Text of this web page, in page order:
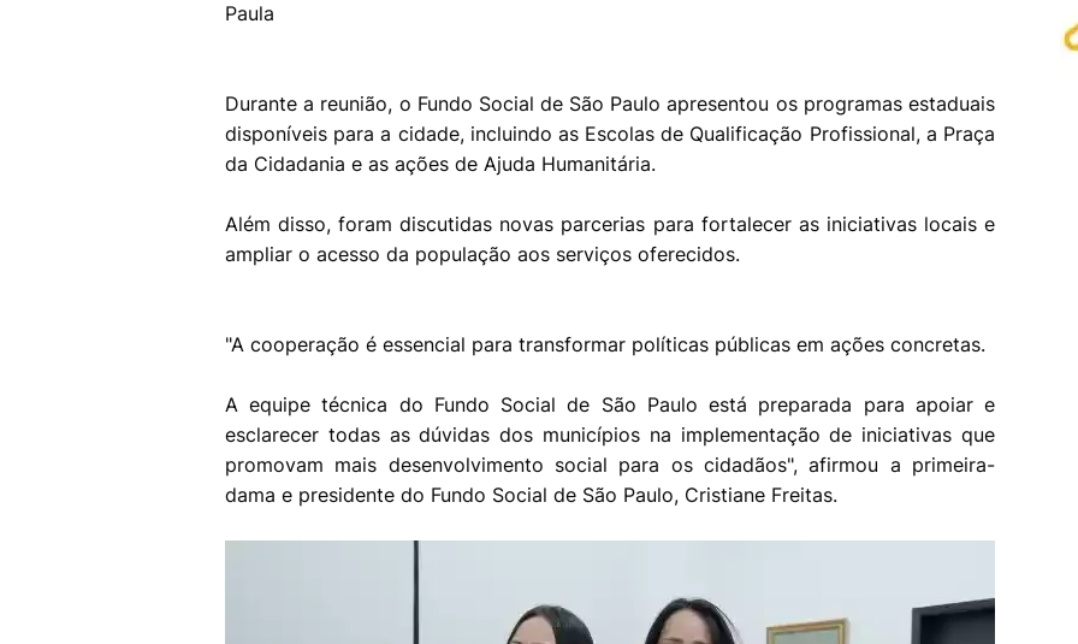
Paula
Durante a reunião, o Fundo Social de São Paulo apresentou os programas estaduais
disponíveis para a cidade, incluindo as Escolas de Qualificação Profissional, a Praça
da Cidadania e as ações de Ajuda Humanitária.
Além disso, foram discutidas novas parcerias para fortalecer as iniciativas locais e
ampliar o acesso da população aos serviços oferecidos.
"A cooperação é essencial para transformar políticas públicas em ações concretas.
A equipe técnica do Fundo Social de São Paulo está preparada para apoiar e
esclarecer todas as dúvidas dos municípios na implementação de iniciativas que
promovam mais desenvolvimento social para os cidadãos", afirmou a primeira-
dama e presidente do Fundo Social de São Paulo, Cristiane Freitas.